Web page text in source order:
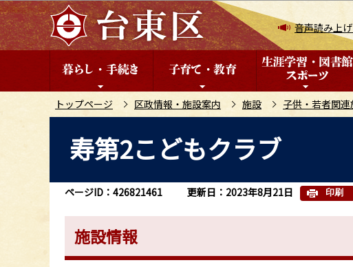
こ
の
ペ
音声読み上
トップページ 区政情報・施設案内 施設 子供・若者関連
こ
寿第2こどもクラブ
ページID：426821461 更新日：2023年8月21日 印刷
施設情報